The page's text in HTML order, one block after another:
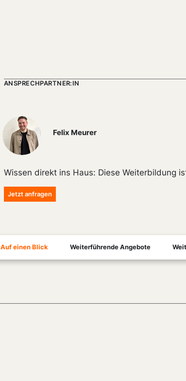
ANSPRECHPARTNER:IN
Felix Meurer
Wissen direkt ins Haus: Diese Weiterbildung
Jetzt anfragen
Auf einen Blick Weiterführende Angebote